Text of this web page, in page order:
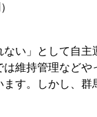
い」として自主
維持管理などや
す。しかし、